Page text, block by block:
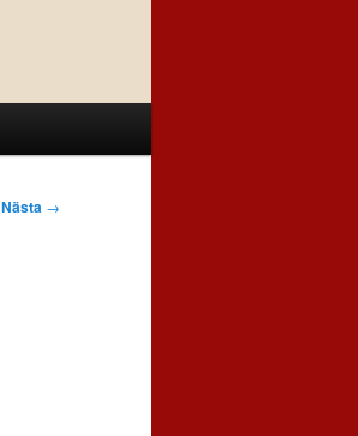
Nästa →